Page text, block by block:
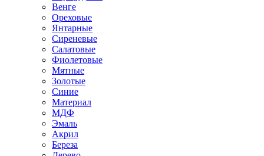
Венге
Ореховые
Янтарные
Сиреневые
Салатовые
Фиолетовые
Мятные
Золотые
Синие
Материал
МДФ
Эмаль
Акрил
Береза